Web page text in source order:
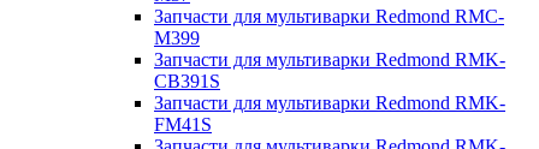
Запчасти для мультиварки Redmond RMC-
M399
Запчасти для мультиварки Redmond RMK-
CB391S
Запчасти для мультиварки Redmond RMK-
FM41S